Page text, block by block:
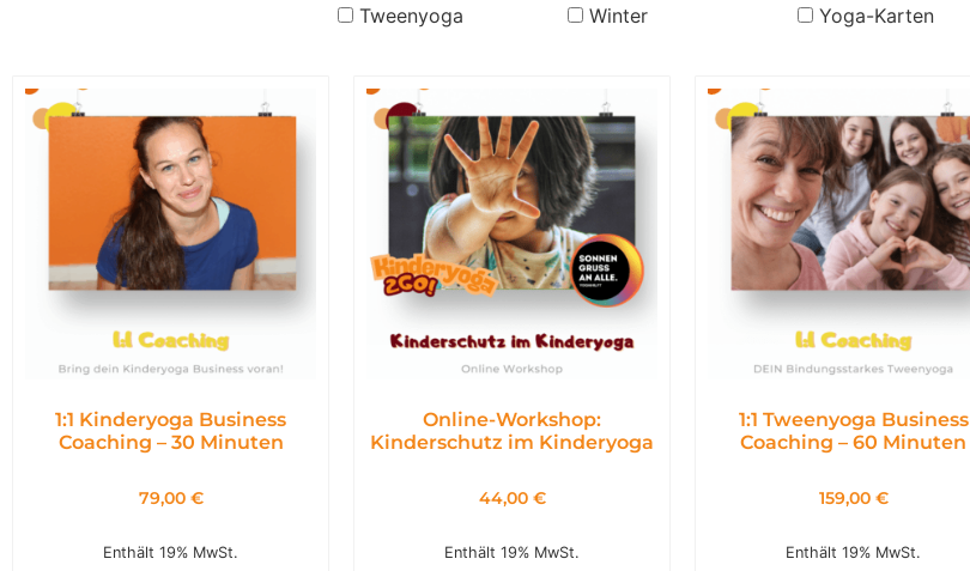
Tweenyoga
Winter Yoga-Karten
1:1 Kinderyoga Business
Coaching – 30 Minuten
79,00 €
Enthält 19% MwSt.
Online-Workshop:
Kinderschutz im Kinderyoga
44,00 €
Enthält 19% MwSt.
1:1 Tweenyoga Business
Coaching – 60 Minuten
159,00 €
Enthält 19% MwSt.